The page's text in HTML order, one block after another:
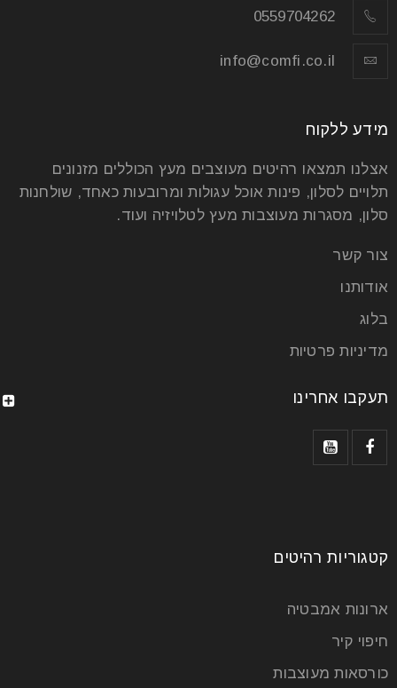
0559704262
info@comfi.co.il
מידע ללקוח
אצלנו תמצאו רהיטים מעוצבים מעץ הכוללים מזנונים
תלויים לסלון, פינות אוכל עגולות ומרובעות כאחד, שולחנות
סלון, מסגרות מעוצבות מעץ לטלויזיה ועוד.
צור קשר
אודותנו
בלוג
מדיניות פרטיות
תעקבו אחרינו
קטגוריות רהיטים
ארונות אמבטיה
חיפוי קיר
כורסאות מעוצבות